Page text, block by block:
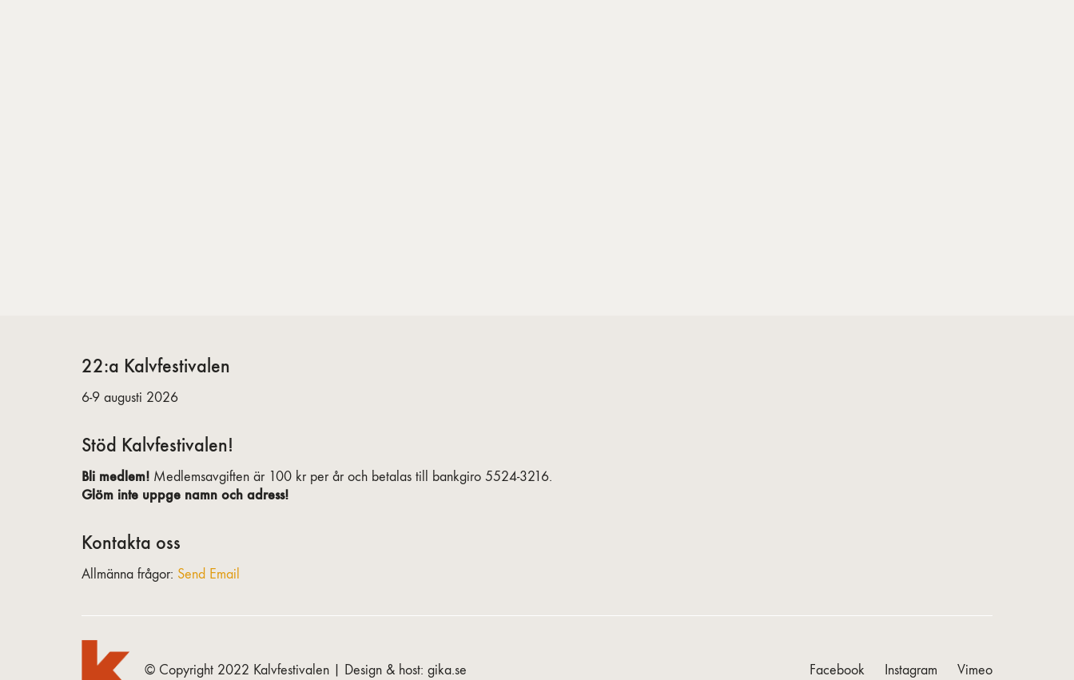
22:a Kalvfestivalen
6-9 augusti 2026
Stöd Kalvfestivalen!
Bli medlem! Medlemsavgiften är 100 kr per år och betalas till bankgiro 5524-3216.
Glöm inte uppge namn och adress!
Kontakta oss
Allmänna frågor: Send Email
Facebook Instagram Vimeo
© Copyright 2022 Kalvfestivalen | Design & host: gika.se